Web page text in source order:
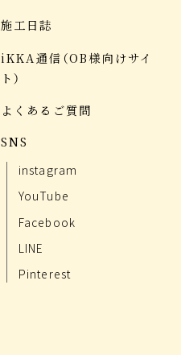
施工日誌
iKKA通信（OB様向けサイ
ト）
よくあるご質問
SNS
instagram
YouTube
Facebook
LINE
Pinterest